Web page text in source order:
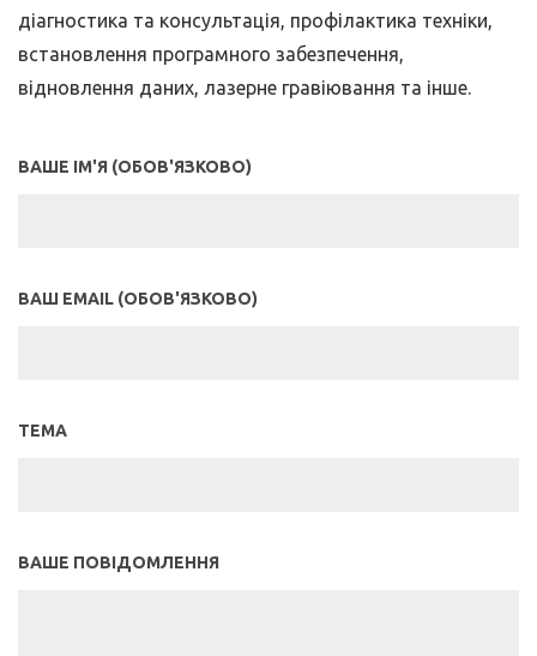
діагностика та консультація, профілактика техніки,
встановлення програмного забезпечення,
відновлення даних, лазерне гравіювання та інше.
ВАШЕ ІМ'Я (ОБОВ'ЯЗКОВО)
ВАШ EMAIL (ОБОВ'ЯЗКОВО)
ТЕМА
ВАШЕ ПОВІДОМЛЕННЯ